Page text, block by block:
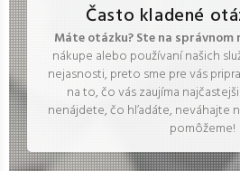
Často kladené
Máte otázku? Ste na správnom
nákupe alebo používaní našich
nejasnosti, preto sme pre vás
na to, čo vás zaujíma
nenájdete, čo hľadáte, neváhajte
pomôžeme!